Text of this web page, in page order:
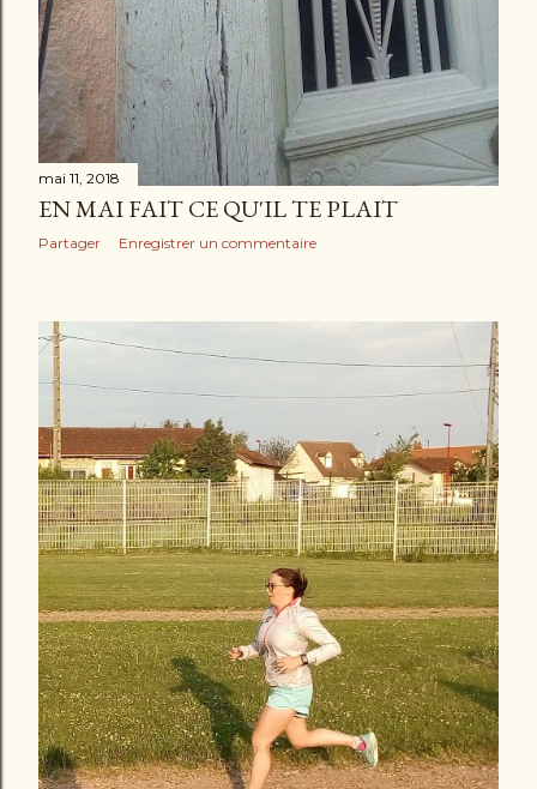
mai 11, 2018
EN MAI FAIT CE QU'IL TE PLAIT
Partager Enregistrer un commentaire